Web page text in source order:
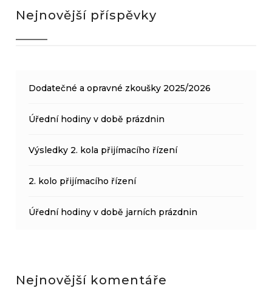
Nejnovější příspěvky
Dodatečné a opravné zkoušky 2025/2026
Úřední hodiny v době prázdnin
Výsledky 2. kola přijímacího řízení
2. kolo přijímacího řízení
Úřední hodiny v době jarních prázdnin
Nejnovější komentáře